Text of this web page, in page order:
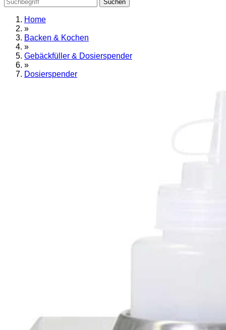
Suchen
Home
»
Backen & Kochen
»
Gebäckfüller & Dosierspender
»
Dosierspender